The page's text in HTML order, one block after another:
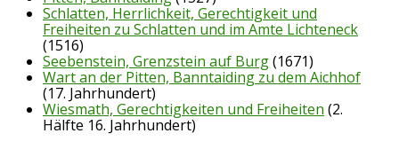
Schlatten, Herrlichkeit, Gerechtigkeit und
Freiheiten zu Schlatten und im Amte Lichteneck
(1516)
Seebenstein, Grenzstein auf Burg(1671)
Wart an der Pitten, Banntaiding zu dem Aichhof
(17. Jahrhundert)
Wiesmath, Gerechtigkeiten und Freiheiten (2.
Hälfte 16. Jahrhundert)